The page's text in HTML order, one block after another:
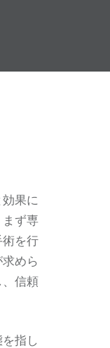
果に
ず専
を行
めら
信頼
指し